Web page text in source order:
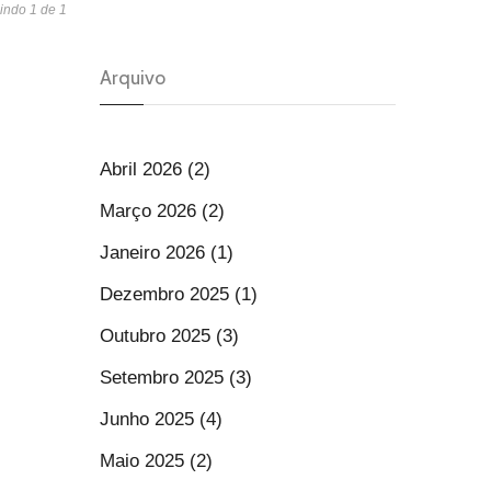
1 de 1
Arquivo
Abril 2026 (2)
Março 2026 (2)
Janeiro 2026 (1)
Dezembro 2025 (1)
Outubro 2025 (3)
Setembro 2025 (3)
Junho 2025 (4)
Maio 2025 (2)